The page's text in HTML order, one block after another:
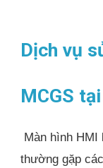
Dịch vụ
MCGS
Màn hình HMI
thường gặp